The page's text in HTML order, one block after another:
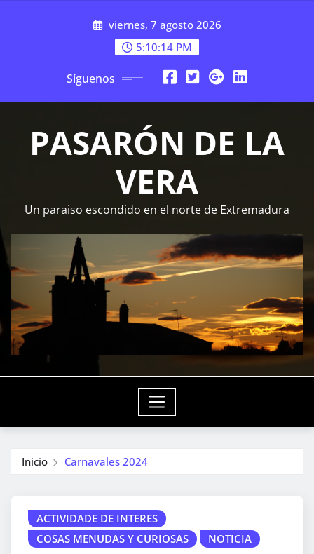
viernes, 7 agosto 2026
5:10:15 PM
Síguenos
PASARÓN DE LA
VERA
Un paraiso escondido en el norte de Extremadura
Inicio Carnavales 2024
ACTIVIDADE DE INTERES
COSAS MENUDAS Y CURIOSAS
NOTICIA